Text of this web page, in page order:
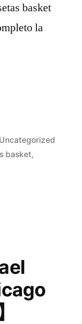
basket
la
Publicado
Uncategorized
basket,